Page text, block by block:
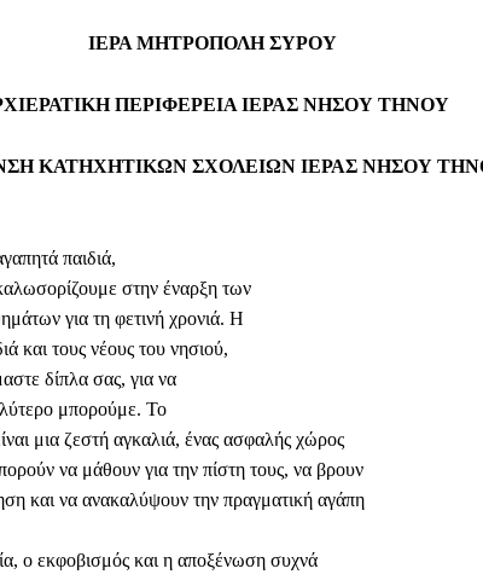
ΙΕΡΑ ΜΗΤΡΟΠΟΛΗ ΣΥΡΟΥ
ΠΕΡΙΦΕΡΕΙΑ ΙΕΡΑΣ ΝΗΣΟΥ ΤΗΝΟΥ
ΚΑΤΗΧΗΤΙΚΩΝ ΣΧΟΛΕΙΩΝ ΙΕΡΑΣ ΝΗΣΟΥ
παιδιά,
στην έναρξη των
για τη φετινή χρονιά. Η
και τους νέους του νησιού,
δίπλα σας, για να
μπορούμε. Το
μια ζεστή αγκαλιά, ένας ασφαλής χώρος
να μάθουν για την πίστη τους, να βρουν
και να ανακαλύψουν την πραγματική αγάπη
ο εκφοβισμός και η αποξένωση συχνά